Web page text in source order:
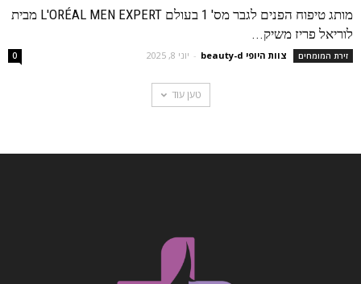
מותג טיפוח הפנים לגבר מס' 1 בעולם L'ORÉAL MEN EXPERT מבית
לוריאל פריז משיק...
זירת המומחים צוות היופי beauty-d - יוני 8, 2025 0
טען עוד